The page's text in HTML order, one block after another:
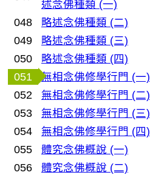
述念佛種類 (一)
048 略述念佛種類 (二)
049
略述念佛種類 (三)
050
略述念佛種類 (四)
051
無相念佛修學行門 (一)
052
無相念佛修學行門 (二)
053
無相念佛修學行門 (三)
054
無相念佛修學行門 (四)
055
體究念佛概說 (一)
056
體究念佛概說 (二)